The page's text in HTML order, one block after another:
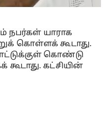
நபர்கள் யாராக
கொள்ளக் கூடாது.
கொண்டு
கட்சியின்